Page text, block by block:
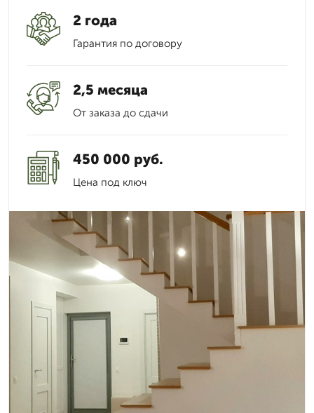
2 года
Гарантия по договору
2,5 месяца
От заказа до сдачи
450 000 руб.
Цена под ключ